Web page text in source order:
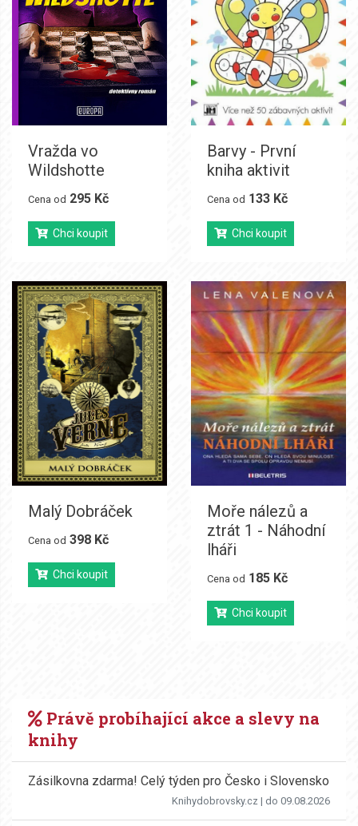
Vražda vo
Wildshotte
Cena od 295 Kč
Chci koupit
Barvy - První
kniha aktivit
Cena od 133 Kč
Chci koupit
Malý Dobráček
Cena od 398 Kč
Chci koupit
Moře nálezů a
ztrát 1 - Náhodní
lháři
Cena od 185 Kč
Chci koupit
Právě probíhající akce a slevy na
knihy
Zásilkovna zdarma! Celý týden pro Česko i Slovensko
Knihydobrovsky.cz | do 09.08.2026